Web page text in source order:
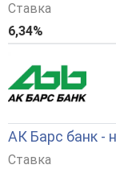
Ставка
6,34%
АК Барс банк -
Ставка